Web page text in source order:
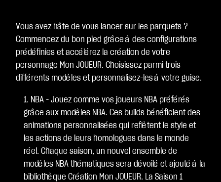
Vous avez hâte de vous lancer sur les parquets ?
Commencez du bon pied grâce à des configurations
prédéfinies et accélérez la création de votre
personnage Mon JOUEUR. Choisissez parmi trois
différents modèles et personnalisez-les à votre guise.
NBA - Jouez comme vos joueurs NBA préférés
grâce aux modèles NBA. Ces builds bénéficient des
animations personnalisées qui reflètent le style et
les actions de leurs homologues dans le monde
réel. Chaque saison, un nouvel ensemble de
modèles NBA thématiques sera dévoilé et ajouté à la
bibliothèque Création Mon JOUEUR. La Saison 1